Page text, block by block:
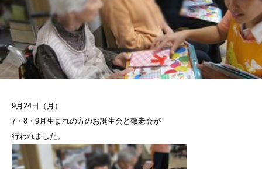
9月24日（月）
7・8・9月生まれの方のお誕生会と敬老会が
行われました。